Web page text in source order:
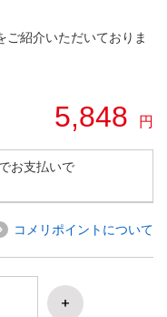
ご紹介いただいておりま
5,848 円
お支払いで
コメリポイントについて